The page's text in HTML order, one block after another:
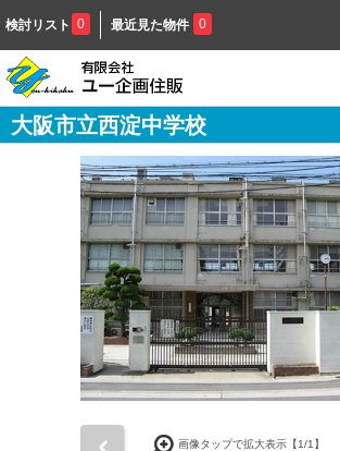
検討リスト 0 最近見た物件 0
大阪市立西淀中学校
画像タップで拡大表示【1/1】